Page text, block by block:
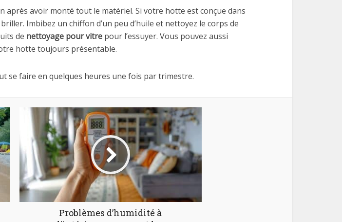
avoir monté tout le matériel. Si votre hotte est conçue dans
Imbibez un chiffon d’un peu d’huile et nettoyez le corps de
de nettoyage pour vitre pour l’essuyer. Vous pouvez aussi
hotte toujours présentable.
se faire en quelques heures une fois par trimestre.
Problèmes d’humidité à